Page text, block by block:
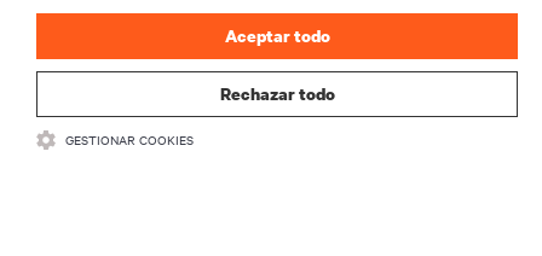
REGISTRARSE
Rechazar todo
Aceptar todo
GESTIONAR COOKIES